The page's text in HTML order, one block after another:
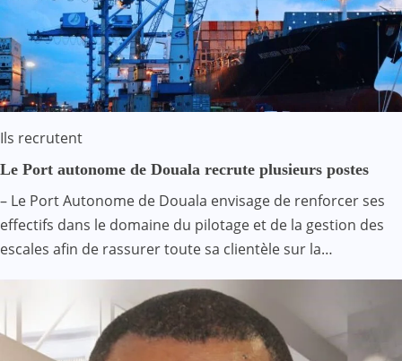
Ils recrutent
Le Port autonome de Douala recrute plusieurs postes
– Le Port Autonome de Douala envisage de renforcer ses
effectifs dans le domaine du pilotage et de la gestion des
escales afin de rassurer toute sa clientèle sur la…